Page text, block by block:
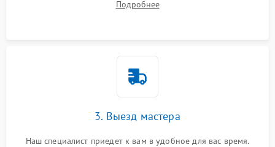
Подробнее
3. Выезд мастера
Наш специалист приедет к вам в удобное для вас время.